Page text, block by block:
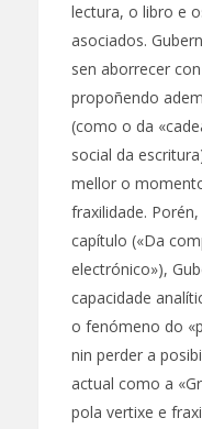
lectura, o libro e
asociados.
sen aborrecer
propoñendo
(como o da
social da
mellor o
fraxilidade.
capítulo («Da
electrónico»),
capacidade
o fenómeno do
nin perder a
actual como a
pola vertixe e